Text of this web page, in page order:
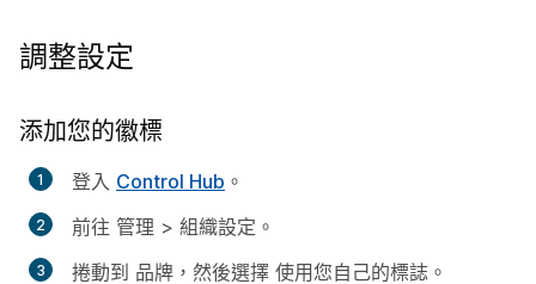
調整設定
添加您的徽標
登入 Control Hub 。
前往 管理 > 組織設定 。
捲動到 品牌 ，然後選擇 使用您自己的標誌 。